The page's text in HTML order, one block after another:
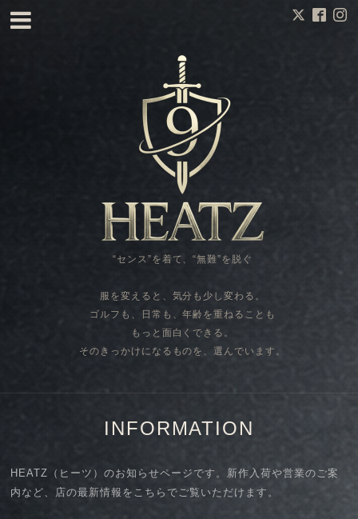
“センス”を着て、“無難”を脱ぐ
服を変えると、気分も少し変わる。
ゴルフも、日常も、年齢を重ねることも
もっと面白くできる。
そのきっかけになるものを、選んでいます。
INFORMATION
HEATZ（ヒーツ）のお知らせページです。新作入荷や営業のご案
内など、店の最新情報をこちらでご覧いただけます。